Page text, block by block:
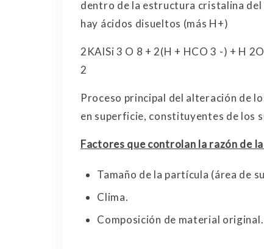
dentro de la estructura cristalina del
hay ácidos disueltos (más H+)
2KAlSi 3 O 8 + 2(H + HCO 3 -) + H
2
Proceso principal del alteración de
en superficie, constituyentes de los
Factores que controlan la razón de
Tamaño de la partícula (área de
Clima.
Composición de material original.